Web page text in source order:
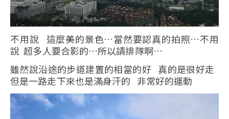
不用說 這麼美的景色…當然要認真的拍照…不用
說 超多人要合影的…所以請排隊啊…
雖然說沿途的步道建置的相當的好 真的是很好走
但是一路走下來也是滿身汗的 非常好的運動